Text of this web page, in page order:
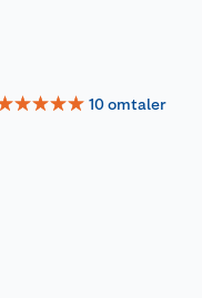
☆☆☆☆ 10omtaler